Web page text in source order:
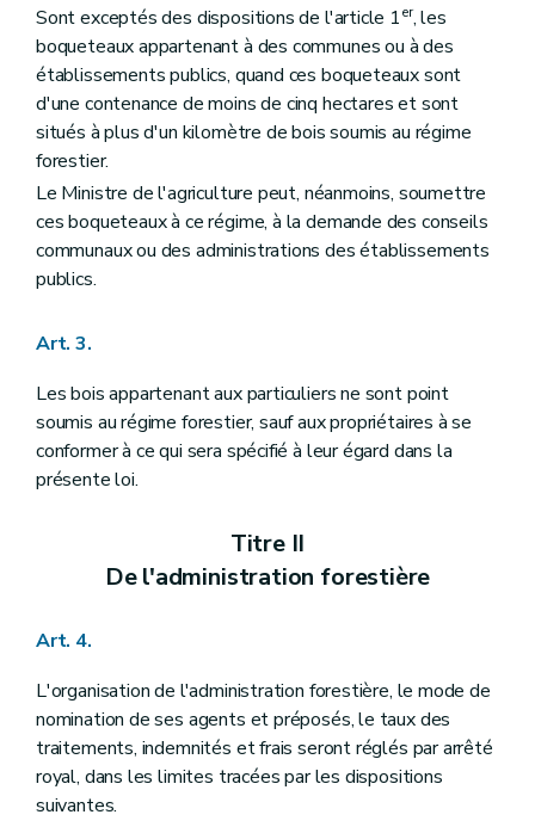
Art. 61
Art. 62
Art. 63
Art. 64
Art. 65
Art. 66
Art. 67
Section 2 Dispositions applicables aux bois des communes seulement
Art. 69
Titre VII Réarpentages et recolements
Art. 71
Art. 73
Art. 75
Art. 76
Art. 77
Art. 78
Titre VIII
Art. 82
Art. 83
Section 1
Art. 86
Art. 87
Section 2 Dispositions relatives aux droits d'usage en bois seulement
Art. 88
Art. 89
Art. 90
Sont exceptés des dispositions de l'article 1er, les
boqueteaux appartenant à des communes ou à des
établissements publics, quand ces boqueteaux sont
d'une contenance de moins de cinq hectares et sont
situés à plus d'un kilomètre de bois soumis au régime
forestier.
Le Ministre de l'agriculture peut, néanmoins, soumettre
ces boqueteaux à ce régime, à la demande des conseils
communaux ou des administrations des établissements
publics.
Art. 3.
Les bois appartenant aux particuliers ne sont point
soumis au régime forestier, sauf aux propriétaires à se
conformer à ce qui sera spécifié à leur égard dans la
présente loi.
Titre II
De l'administration forestière
Art. 4.
L'organisation de l'administration forestière, le mode de
nomination de ses agents et préposés, le taux des
traitements, indemnités et frais seront réglés par arrêté
royal, dans les limites tracées par les dispositions
suivantes.